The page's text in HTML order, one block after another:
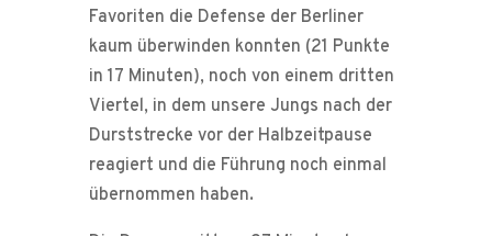
Favoriten die Defense der Berliner
kaum überwinden konnten (21 Punkte
in 17 Minuten), noch von einem dritten
Viertel, in dem unsere Jungs nach der
Durststrecke vor der Halbzeitpause
reagiert und die Führung noch einmal
übernommen haben.